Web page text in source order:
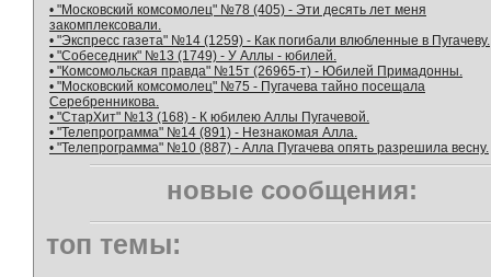
• "Московский комсомолец" №78 (405) - Эти десять лет меня
закомплексовали.
• "Экспресс газета" №14 (1259) - Как погибали влюбленные в Пугачеву.
• "Собеседник" №13 (1749) - У Аллы - юбилей.
• "Комсомольская правда" №15т (26965-т) - Юбилей Примадонны.
• "Московский комсомолец" №75 - Пугачева тайно посещала
Серебренникова.
• "СтарХит" №13 (168) - К юбилею Аллы Пугачевой.
• "Телепрограмма" №14 (891) - Незнакомая Алла.
• "Телепрограмма" №10 (887) - Алла Пугачева опять разрешила весну.
новые сообщения:
топ темы: